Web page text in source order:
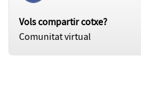
Vols compartir cotxe?
Comunitat virtual